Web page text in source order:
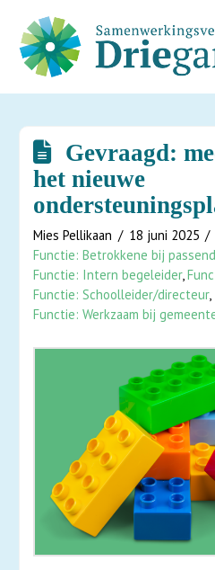
Gevraagd:
het nieuwe
Mies Pellikaan
18 juni 2025
Functie: Betrokkene bij
Functie: Intern begeleider,
Functie: Schoolleider/directeur,
Functie: Werkzaam bij